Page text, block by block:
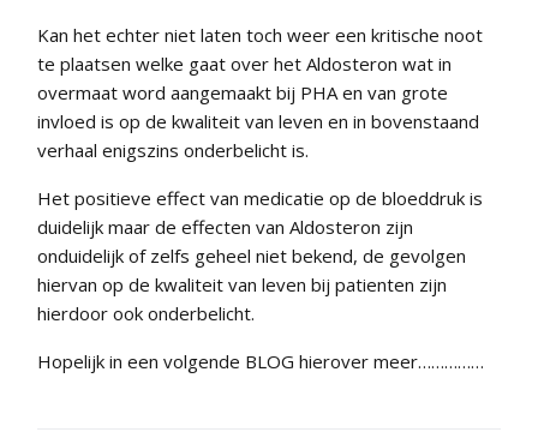
Kan het echter niet laten toch weer een kritische noot
te plaatsen welke gaat over het Aldosteron wat in
overmaat word aangemaakt bij PHA en van grote
invloed is op de kwaliteit van leven en in bovenstaand
verhaal enigszins onderbelicht is.
Het positieve effect van medicatie op de bloeddruk is
duidelijk maar de effecten van Aldosteron zijn
onduidelijk of zelfs geheel niet bekend, de gevolgen
hiervan op de kwaliteit van leven bij patienten zijn
hierdoor ook onderbelicht.
Hopelijk in een volgende BLOG hierover meer……………